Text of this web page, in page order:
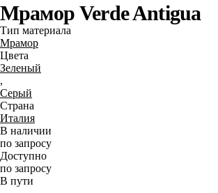
Мрамор Verde Antigua
Тип материала
Мрамор
Цвета
Зеленый
,
Серый
Страна
Италия
В наличии
по запросу
Доступно
по запросу
В пути